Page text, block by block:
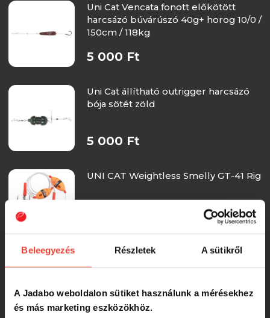
Beleegyezés Részletek A sütikről
A Jadabo weboldalon sütiket használunk a mérésekhez
és más marketing eszközökhöz.
Uni Cat Vencata fonott előkötött
harcsázó búvárúszó 40g+ horog 10/0 /
150cm / 118kg
5 000 Ft
Uni Cat állítható outrigger harcsázó
bója sötét zöld
5 000 Ft
UNI CAT Weightless Smelly GT-41 Rig
5 000 Ft